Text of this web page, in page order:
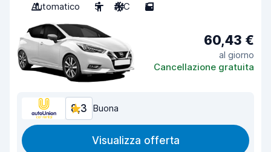
Automatico
5 A/C 5
60,43 €
al giorno
Cancellazione gratuita
8,3 Buona
Visualizza offerta